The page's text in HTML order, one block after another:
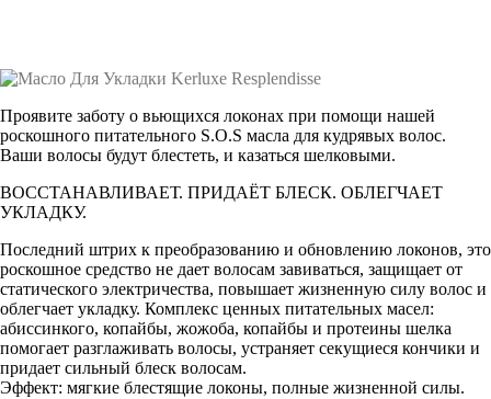
Проявите заботу о вьющихся локонах при помощи нашей
роскошного питательного S.O.S масла для кудрявых волос.
Ваши волосы будут блестеть, и казаться шелковыми.
ВОССТАНАВЛИВАЕТ. ПРИДАЁТ БЛЕСК. ОБЛЕГЧАЕТ
УКЛАДКУ.
Последний штрих к преобразованию и обновлению локонов, это
роскошное средство не дает волосам завиваться, защищает от
статического электричества, повышает жизненную силу волос и
облегчает укладку. Комплекс ценных питательных масел:
абиссинкого, копайбы, жожоба, копайбы и протеины шелка
помогает разглаживать волосы, устраняет секущиеся кончики и
придает сильный блеск волосам.
Эффект: мягкие блестящие локоны, полные жизненной силы.